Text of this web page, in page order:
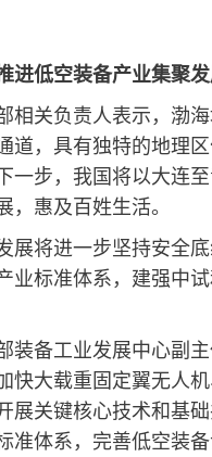
进低空装备产业集聚
相关负责人表示，渤
道，具有独特的地理
一步，我国将以大连
，惠及百姓生活。
展将进一步坚持安全
业标准体系，建强中
装备工业发展中心副
快大载重固定翼无人
展关键核心技术和基
准体系，完善低空装